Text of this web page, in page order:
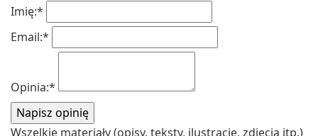
Imię:*
Email:*
Opinia:*
Wszelkie materiały (opisy, teksty, ilustracje, zdjęcia itp.)